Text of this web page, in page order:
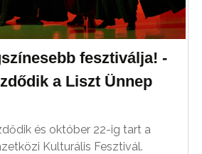
fesztiválja! -
a Liszt Ünnep
és október 22-ig tart a
Kulturális Fesztivál.